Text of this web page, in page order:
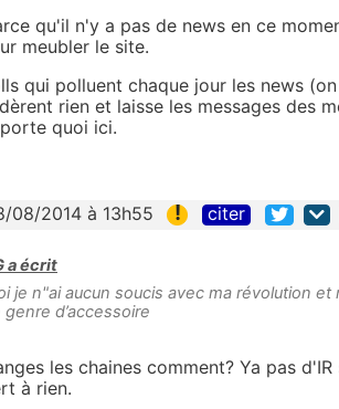
qu'il n'y a pas de news en ce
meubler le site.
qui polluent chaque jour les news
rien et laisse les messages des
quoi ici.
08/2014 à 13h55 ! citer
a écrit
je n"ai aucun soucis avec ma révolution
genre d’accessoire
les chaines comment? Ya pas
à rien.